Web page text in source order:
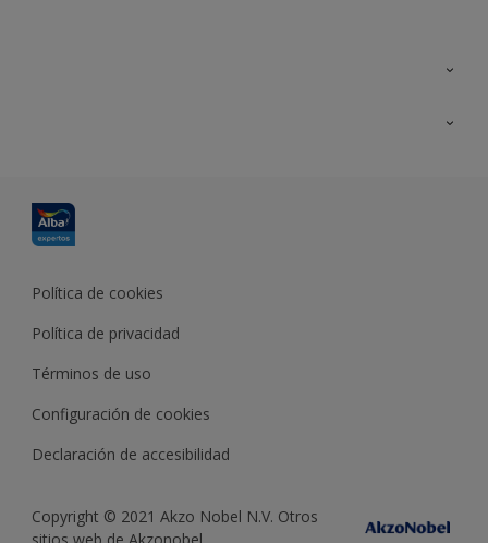
Política de cookies
Política de privacidad
Términos de uso
Configuración de cookies
Declaración de accesibilidad
Copyright © 2021 Akzo Nobel N.V. Otros
sitios web de Akzonobel